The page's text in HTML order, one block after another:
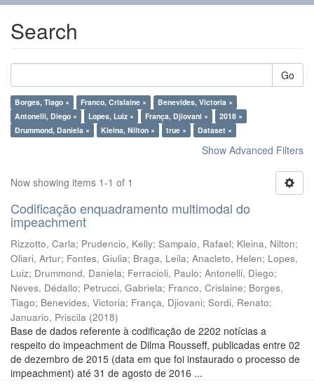
Search
Go
Borges, Tiago × Franco, Crislaine ×
Benevides, Victoria ×
Antonelli, Diego ×
Lopes, Luiz × França, Djiovani ×
2018 ×
Drummond, Daniela ×
Kleina, Nilton × true × Dataset ×
Show Advanced Filters
Now showing items 1-1 of 1
Codificação enquadramento multimodal do
impeachment
Rizzotto, Carla; Prudencio, Kelly; Sampaio, Rafael; Kleina, Nilton;
Oliari, Artur; Fontes, Giulia; Braga, Leila; Anacleto, Helen; Lopes,
Luiz; Drummond, Daniela; Ferracioli, Paulo; Antonelli, Diego;
Neves, Dédallo; Petrucci, Gabriela; Franco, Crislaine; Borges,
Tiago; Benevides, Victoria; França, Djiovani; Sordi, Renato;
Januario, Priscila (2018)
Base de dados referente à codificação de 2202 notícias a
respeito do impeachment de Dilma Rousseff, publicadas entre 02
de dezembro de 2015 (data em que foi instaurado o processo de
impeachment) até 31 de agosto de 2016 ...